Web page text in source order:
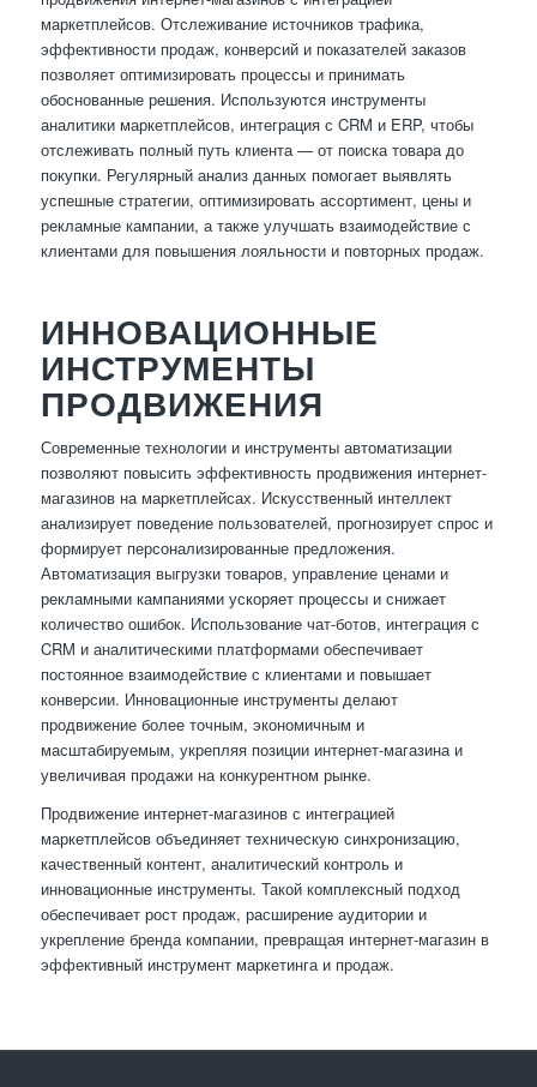
маркетплейсов. Отслеживание источников трафика,
эффективности продаж, конверсий и показателей заказов
позволяет оптимизировать процессы и принимать
обоснованные решения. Используются инструменты
аналитики маркетплейсов, интеграция с CRM и ERP, чтобы
отслеживать полный путь клиента — от поиска товара до
покупки. Регулярный анализ данных помогает выявлять
успешные стратегии, оптимизировать ассортимент, цены и
рекламные кампании, а также улучшать взаимодействие с
клиентами для повышения лояльности и повторных продаж.
ИННОВАЦИОННЫЕ
ИНСТРУМЕНТЫ
ПРОДВИЖЕНИЯ
Современные технологии и инструменты автоматизации
позволяют повысить эффективность продвижения интернет-
магазинов на маркетплейсах. Искусственный интеллект
анализирует поведение пользователей, прогнозирует спрос и
формирует персонализированные предложения.
Автоматизация выгрузки товаров, управление ценами и
рекламными кампаниями ускоряет процессы и снижает
количество ошибок. Использование чат-ботов, интеграция с
CRM и аналитическими платформами обеспечивает
постоянное взаимодействие с клиентами и повышает
конверсии. Инновационные инструменты делают
продвижение более точным, экономичным и
масштабируемым, укрепляя позиции интернет-магазина и
увеличивая продажи на конкурентном рынке.
Продвижение интернет-магазинов с интеграцией
маркетплейсов объединяет техническую синхронизацию,
качественный контент, аналитический контроль и
инновационные инструменты. Такой комплексный подход
обеспечивает рост продаж, расширение аудитории и
укрепление бренда компании, превращая интернет-магазин в
эффективный инструмент маркетинга и продаж.